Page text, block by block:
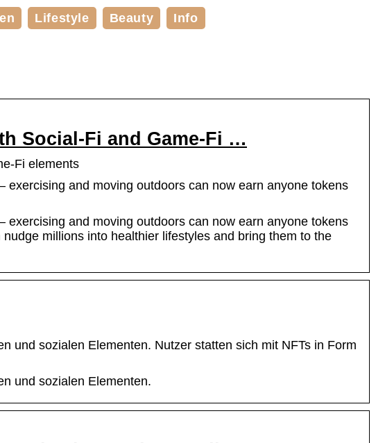
Lifestyle Beauty Info
Social-Fi and Game-Fi …
Fi elements
and moving outdoors can now earn anyone tokens
and moving outdoors can now earn anyone tokens
millions into healthier lifestyles and bring them to the
und sozialen Elementen. Nutzer statten sich mit NFTs in Form
und sozialen Elementen.